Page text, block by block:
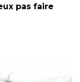
pas faire